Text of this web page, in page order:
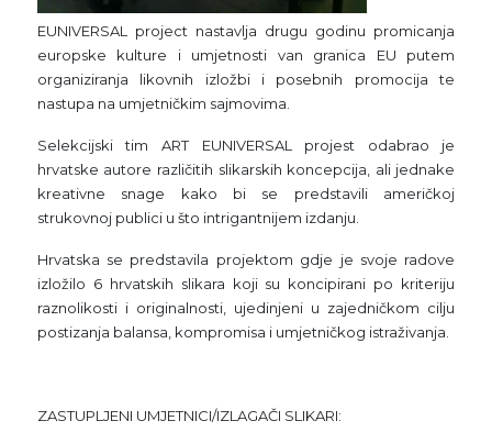
EUNIVERSAL project nastavlja drugu godinu promicanja
europske kulture i umjetnosti van granica EU putem
organiziranja likovnih izložbi i posebnih promocija te
nastupa na umjetničkim sajmovima.
Selekcijski tim ART EUNIVERSAL projest odabrao je
hrvatske autore različitih slikarskih koncepcija, ali jednake
kreativne snage kako bi se predstavili američkoj
strukovnoj publici u što intrigantnijem izdanju.
Hrvatska se predstavila projektom gdje je svoje radove
izložilo 6 hrvatskih slikara koji su koncipirani po kriteriju
raznolikosti i originalnosti, ujedinjeni u zajedničkom cilju
postizanja balansa, kompromisa i umjetničkog istraživanja.
ZASTUPLJENI UMJETNICI/IZLAGAČI SLIKARI: